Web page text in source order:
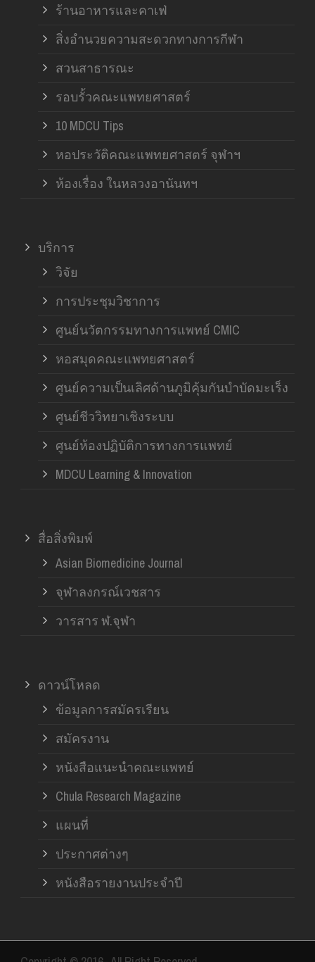
ร้านอาหารและคาเฟ่
สิ่งอำนวยความสะดวกทางการกีฬา
สวนสาธารณะ
รอบรั้วคณะแพทยศาสตร์
10 MDCU Tips
หอประวัติคณะแพทยศาสตร์ จุฬาฯ
ห้องเรื่อง ในหลวงอานันทฯ
บริการ
วิจัย
การประชุมวิชาการ
ศูนย์นวัตกรรมทางการแพทย์ CMIC
หอสมุดคณะแพทยศาสตร์
ศูนย์ความเป็นเลิศด้านภูมิคุ้มกันบำบัดมะเร็ง
ศูนย์ชีววิทยาเชิงระบบ
ศูนย์ห้องปฏิบัติการทางการแพทย์
MDCU Learning & Innovation
สื่อสิ่งพิมพ์
Asian Biomedicine Journal
จุฬาลงกรณ์เวชสาร
วารสาร ฬ.จุฬา
ดาวน์โหลด
ข้อมูลการสมัครเรียน
สมัครงาน
หนังสือแนะนำคณะแพทย์
Chula Research Magazine
แผนที่
ประกาศต่างๆ
หนังสือรายงานประจำปี